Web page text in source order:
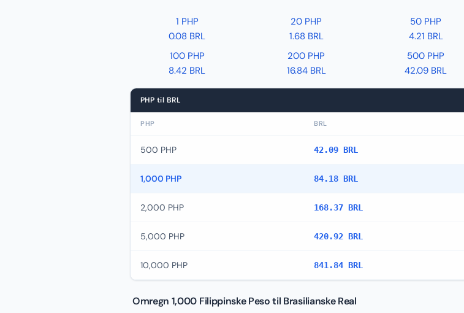
1 PHP
0.08 BRL
20 PHP
1.68 BRL
50 PHP
4.21 BRL
100 PHP
8.42 BRL
200 PHP
16.84 BRL
500 PHP
42.09 BRL
PHP til BRL
PHP BRL
500 PHP 42.09 BRL
1,000 PHP 84.18 BRL
2,000 PHP 168.37 BRL
5,000 PHP 420.92 BRL
10,000 PHP 841.84 BRL
Omregn 1,000 Filippinske Peso til Brasilianske Real